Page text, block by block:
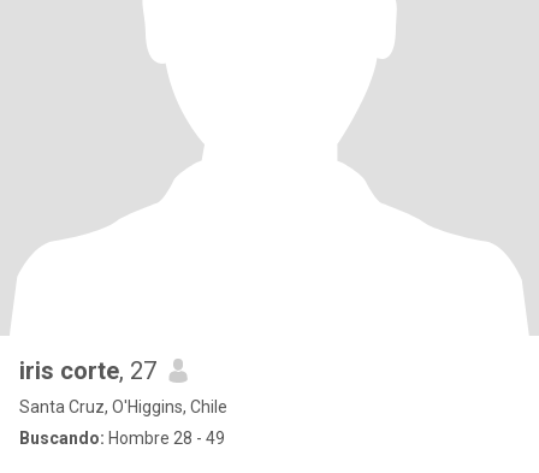
iris corte, 27
Santa Cruz, O'Higgins, Chile
Buscando: Hombre 28 - 49